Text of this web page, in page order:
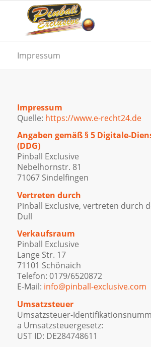
Impressum
Impressum
Quelle: https://www.e-recht24.de
Angaben gemäß § 5 Digitale-
(DDG)
Pinball Exclusive
Nebelhornstr. 81
71067 Sindelfingen
Vertreten durch
Pinball Exclusive, vertreten durch
Dull
Verkaufsraum
Pinball Exclusive
Lange Str. 17
71101 Schönaich
Telefon: 0179/6520872
E-Mail: info@pinball-exclusive.com
Umsatzsteuer
Umsatzsteuer-
a Umsatzsteuergesetz:
UST ID: DE284748611